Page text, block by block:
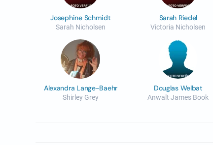
Josephine Schmidt
Sarah Nicholsen
Sarah Riedel
Victoria Nicholsen
Alexandra Lange-Baehr
Shirley Grey
Douglas Welbat
Anwalt James Book